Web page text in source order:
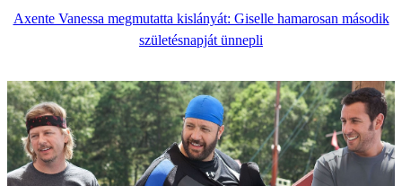
Axente Vanessa megmutatta kislányát: Giselle hamarosan második
születésnapját ünnepli